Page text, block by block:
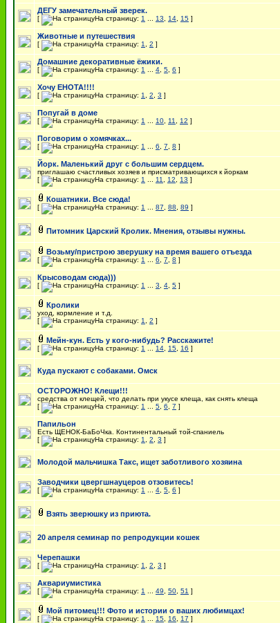
ДЕГУ замечательный зверек.
[ На страницу: 1 13 14 15 ]
Животные и путешествия
[ На страницу: 1 2 ]
Домашние декоративные ёжики.
[ На страницу: 1 4 5 6 ]
Хочу ЕНОТА!!!!
[ На страницу: 1 2 3 ]
Попугай в доме
[ На страницу: 1 10 11 12 ]
Поговорим о хомячках...
[ На страницу: 1 6 7 8 ]
Йорк. Маленький друг с большим сердцем.
приглашаю счастливых хозяев и присматривающихся к йоркам
[
На страницу: 1 11 12 13 ]
Кошатники. Все сюда!
[ На страницу: 1 87 88 89 ]
Питомник Царский Кролик. Мнения, отзывы нужны.
Возьму/пристрою зверушку на время вашего отъезда
[ На страницу: 1 6 7 8 ]
Крысоводам сюда)))
[ На страницу: 1 3 4 5 ]
Кролики
уход, кормление и т.д.
[
На страницу: 1 2 ]
Мейн-кун. Есть у кого-нибудь? Расскажите!
[ На страницу: 1 14 15 16 ]
Куда пускают с собаками. Омск
ОСТОРОЖНО! Клещи!!!
средства от клещей, что делать при укусе клеща, как снять клеща
[
На страницу: 1 5 6 7 ]
Папильон
Есть ЩЕНОК-БаБоЧка. Континентальный той-спаниель
[
На страницу: 1 2 3 ]
Молодой мальчишка Такс, ищет заботливого хозяина
Заводчики цвергшнауцеров отзовитесь!
[ На страницу: 1 4 5 6 ]
Взять зверюшку из приюта.
20 апреля семинар по репродукции кошек
Черепашки
[ На страницу: 1 2 3 ]
Аквариумистика
[ На страницу: 1 49 50 51 ]
Мой питомец!!! Фото и истории о ваших любимцах!
[ На страницу: 1 15 16 17 ]